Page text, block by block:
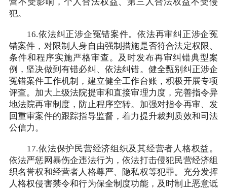
营不受影响，个人合法权益、第三人合法权益不受侵
犯。
16.依法纠正涉企冤错案件。依法再审纠正涉企冤
错案件，对限制人身自由强制措施是否符合法定权限、
条件和程序实施严格审查。及时发布再审纠错典型案
例，坚决做到有错必纠、依法纠错。健全甄别纠正涉企
冤错案件工作机制，建立健全工作台账，积极开展专项
评查。加大上级法院提审和直接审理力度，完善指令异
地法院再审制度，防止程序空转。加强对指令再审、发
回重审案件的跟踪指导监督，着力提升裁判质效和司法
公信力。
17.依法保护民营经济组织及其经营者人格权益。
依法严惩网暴伤企违法行为，依法打击侵犯民营经济组
织名誉权和经营者人格尊严、隐私权等犯罪。充分发挥
人格权侵害禁令和行为保全制度功能，及时制止恶意诋